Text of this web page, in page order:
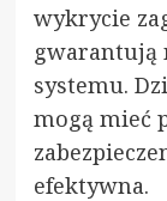
wykrycie
gwarantują
systemu.
mogą mieć
efektywna.